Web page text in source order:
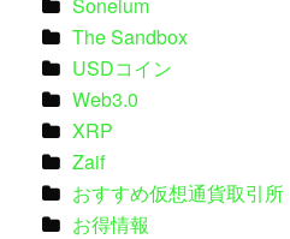
The Sandbox
USDコイン
Web3.0
XRP
Zaif
おすすめ仮想通貨取引所
お得情報